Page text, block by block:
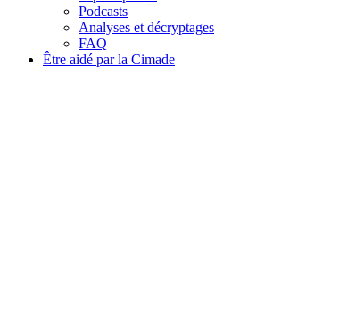
Podcasts
Analyses et décryptages
FAQ
Être aidé par la Cimade